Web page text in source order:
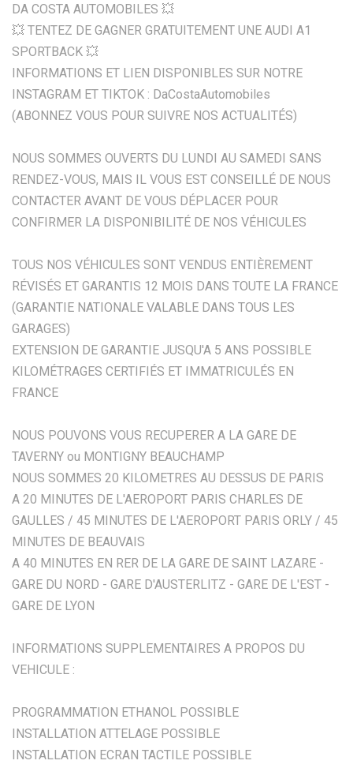
DA COSTA AUTOMOBILES 💥
💥 TENTEZ DE GAGNER GRATUITEMENT UNE AUDI A1
SPORTBACK 💥
INFORMATIONS ET LIEN DISPONIBLES SUR NOTRE
INSTAGRAM ET TIKTOK : DaCostaAutomobiles
(ABONNEZ VOUS POUR SUIVRE NOS ACTUALITÉS)
NOUS SOMMES OUVERTS DU LUNDI AU SAMEDI SANS
RENDEZ-VOUS, MAIS IL VOUS EST CONSEILLÉ DE NOUS
CONTACTER AVANT DE VOUS DÉPLACER POUR
CONFIRMER LA DISPONIBILITÉ DE NOS VÉHICULES
TOUS NOS VÉHICULES SONT VENDUS ENTIÈREMENT
RÉVISÉS ET GARANTIS 12 MOIS DANS TOUTE LA FRANCE
(GARANTIE NATIONALE VALABLE DANS TOUS LES
GARAGES)
EXTENSION DE GARANTIE JUSQU'A 5 ANS POSSIBLE
KILOMÉTRAGES CERTIFIÉS ET IMMATRICULÉS EN
FRANCE
NOUS POUVONS VOUS RECUPERER A LA GARE DE
TAVERNY ou MONTIGNY BEAUCHAMP
NOUS SOMMES 20 KILOMETRES AU DESSUS DE PARIS
A 20 MINUTES DE L'AEROPORT PARIS CHARLES DE
GAULLES / 45 MINUTES DE L'AEROPORT PARIS ORLY / 45
MINUTES DE BEAUVAIS
A 40 MINUTES EN RER DE LA GARE DE SAINT LAZARE -
GARE DU NORD - GARE D'AUSTERLITZ - GARE DE L'EST -
GARE DE LYON
INFORMATIONS SUPPLEMENTAIRES A PROPOS DU
VEHICULE :
PROGRAMMATION ETHANOL POSSIBLE
INSTALLATION ATTELAGE POSSIBLE
INSTALLATION ECRAN TACTILE POSSIBLE